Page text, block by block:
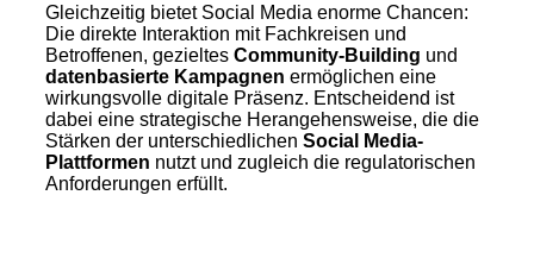
Gleichzeitig bietet Social Media enorme Chancen:
Die direkte Interaktion mit Fachkreisen und
Betroffenen, gezieltes Community-Building und
datenbasierte Kampagnen ermöglichen eine
wirkungsvolle digitale Präsenz. Entscheidend ist
dabei eine strategische Herangehensweise, die die
Stärken der unterschiedlichen Social Media-
Plattformen nutzt und zugleich die regulatorischen
Anforderungen erfüllt.